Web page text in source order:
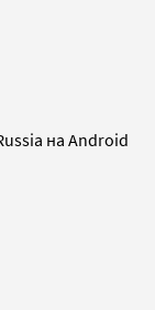
на Android